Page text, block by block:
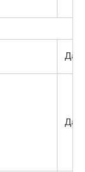
Да
Да